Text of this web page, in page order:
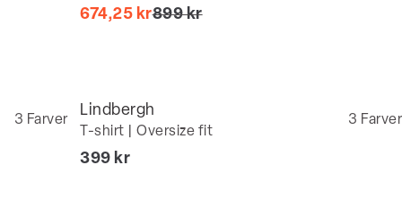
674,25 krI alt (uden rabat)
899 kr
3 Farver
Lindbergh
T-shirt | Oversize fit
3 Farver
I alt (inkl. rabat)
399 kr